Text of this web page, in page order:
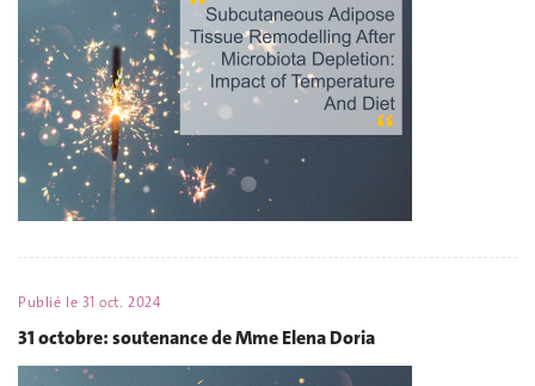
Publié le 31 oct. 2024
31 octobre: soutenance de Mme Elena Doria